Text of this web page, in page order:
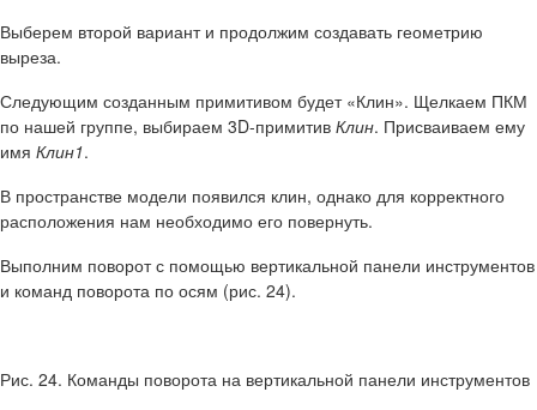
Выберем второй вариант и продолжим создавать геометрию
выреза.
Следующим созданным примитивом будет «Клин». Щелкаем ПКМ
по нашей группе, выбираем 3D-примитив Клин. Присваиваем ему
имя Клин1.
В пространстве модели появился клин, однако для корректного
расположения нам необходимо его повернуть.
Выполним поворот с помощью вертикальной панели инструментов
и команд поворота по осям (рис. 24).
Рис. 24. Команды поворота на вертикальной панели инструментов